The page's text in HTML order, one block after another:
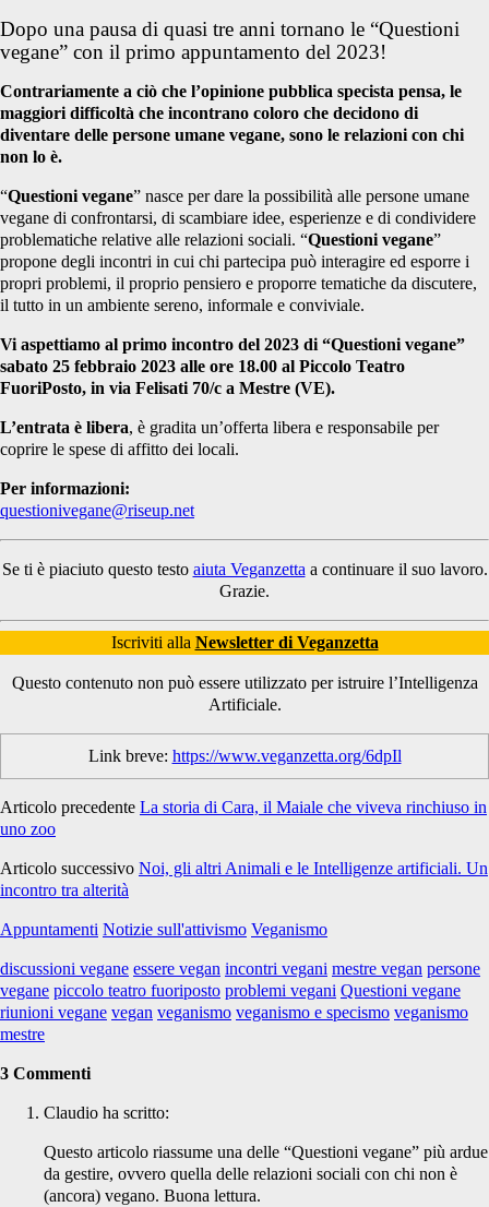
Dopo una pausa di quasi tre anni tornano le “Questioni
vegane” con il primo appuntamento del 2023!
Contrariamente a ciò che l’opinione pubblica specista pensa, le
maggiori difficoltà che incontrano coloro che decidono di
diventare delle persone umane vegane, sono le relazioni con chi
non lo è.
“Questioni vegane” nasce per dare la possibilità alle persone umane
vegane di confrontarsi, di scambiare idee, esperienze e di condividere
problematiche relative alle relazioni sociali. “Questioni vegane”
propone degli incontri in cui chi partecipa può interagire ed esporre i
propri problemi, il proprio pensiero e proporre tematiche da discutere,
il tutto in un ambiente sereno, informale e conviviale.
Vi aspettiamo al primo incontro del 2023 di “Questioni vegane”
sabato 25 febbraio 2023 alle ore 18.00 al Piccolo Teatro
FuoriPosto, in via Felisati 70/c a Mestre (VE).
L’entrata è libera, è gradita un’offerta libera e responsabile per
coprire le spese di affitto dei locali.
Per informazioni:
questionivegane@riseup.net
Se ti è piaciuto questo testo aiuta Veganzetta a continuare il suo lavoro.
Grazie.
Iscriviti alla Newsletter di Veganzetta
Questo contenuto non può essere utilizzato per istruire l’Intelligenza
Artificiale.
Link breve: https://www.veganzetta.org/6dpIl
Articolo precedente La storia di Cara, il Maiale che viveva rinchiuso in
uno zoo
Articolo successivo Noi, gli altri Animali e le Intelligenze artificiali. Un
incontro tra alterità
Appuntamenti Notizie sull'attivismo Veganismo
discussioni vegane essere vegan incontri vegani mestre vegan persone
vegane piccolo teatro fuoriposto problemi vegani Questioni vegane
riunioni vegane vegan veganismo veganismo e specismo veganismo
mestre
3 Commenti
Claudio ha scritto:
Questo articolo riassume una delle “Questioni vegane” più ardue
da gestire, ovvero quella delle relazioni sociali con chi non è
(ancora) vegano. Buona lettura.